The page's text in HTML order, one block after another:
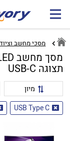
מסכי מחשב
תצוגה USB-C
מיון
USB Type C